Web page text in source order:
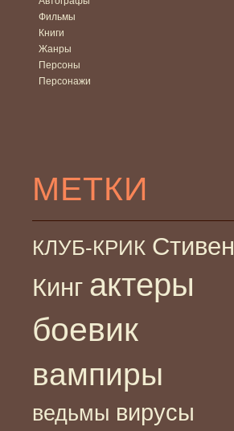
Фильмы
Книги
Жанры
Персоны
Персонажи
МЕТКИ
КЛУБ-КРИК Стивен
Кинг актеры
боевик
вампиры
ведьмы вирусы